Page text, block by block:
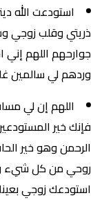
استودعت الله
ذريتي وقلب زوجي
جوارحهم اللهم
وردهم لي سالمين
اللهم إن لي
فإنك خير
الرحمن وهو خير
روحي من كل شيء
استودعك زوجي